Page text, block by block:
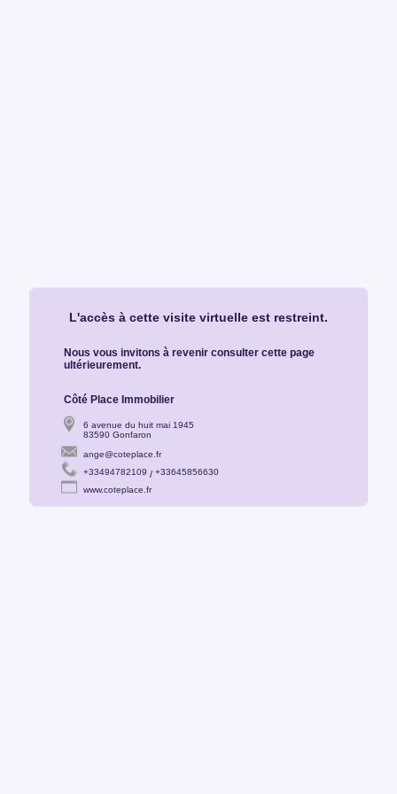
L'accès à cette visite virtuelle est restreint.
Nous vous invitons à revenir consulter cette page
ultérieurement.
Côté Place Immobilier
6 avenue du huit mai 1945
83590 Gonfaron
ange@coteplace.fr
+33494782109 / +33645856630
www.coteplace.fr